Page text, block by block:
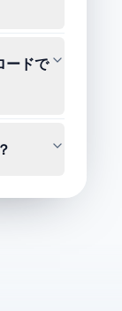
ードで